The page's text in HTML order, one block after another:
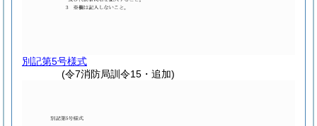
別記第5号様式
(令7消防局訓令15・追加)